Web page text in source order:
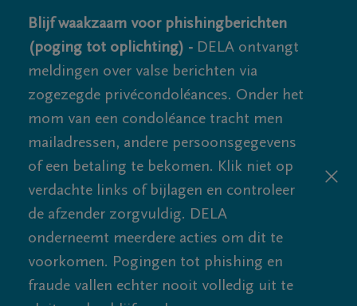
Blijf waakzaam voor phishingberichten
(poging tot oplichting) - DELA ontvangt
meldingen over valse berichten via
zogezegde privécondoléances. Onder het
mom van een condoléance tracht men
mailadressen, andere persoonsgegevens
of een betaling te bekomen. Klik niet op
verdachte links of bijlagen en controleer
de afzender zorgvuldig. DELA
onderneemt meerdere acties om dit te
voorkomen. Pogingen tot phishing en
fraude vallen echter nooit volledig uit te